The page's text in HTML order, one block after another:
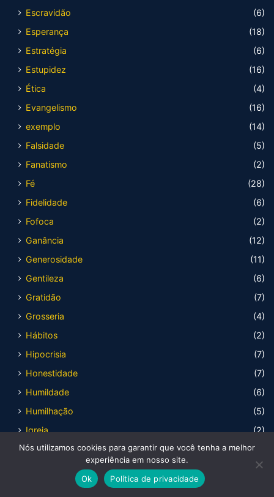
Escravidão
(6)
Esperança
(18)
Estratégia
(6)
Estupidez
(16)
Ética
(4)
Evangelismo
(16)
exemplo
(14)
Falsidade
(5)
Fanatismo
(2)
Fé
(28)
Fidelidade
(6)
Fofoca
(2)
Ganância
(12)
Generosidade
(11)
Gentileza
(6)
Gratidão
(7)
Grosseria
(4)
Hábitos
(2)
Hipocrisia
(7)
Honestidade
(7)
Humildade
(6)
Humilhação
(5)
Igreja
(2)
Ilusionismo
(5)
(2)
Inexperiência
Nós utilizamos cookies para garantir que você tenha a melhor
experiência em nosso site.
Ok
Política de privacidade